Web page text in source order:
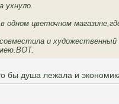
ухнуло.
цветочном
и
бы душа лежала и